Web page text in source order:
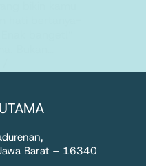
Barat – 16340